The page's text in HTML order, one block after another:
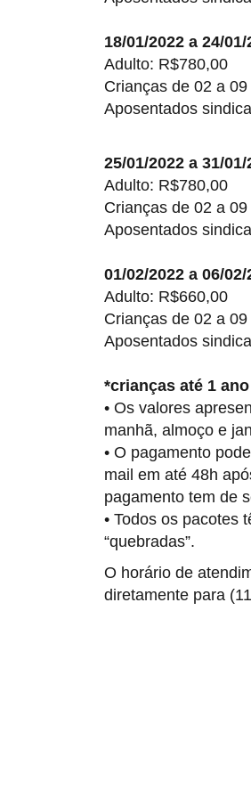
18/01/2022 a 24/01/
Adulto: R$780,00
Crianças de 02 a
Aposentados
25/01/2022 a 31/01/
Adulto: R$780,00
Crianças de 02 a
Aposentados
01/02/2022 a 06/02/
Adulto: R$660,00
Crianças de 02 a
Aposentados
*crianças até 1
• Os valores
manhã, almoço e
• O pagamento
mail em até 48h
pagamento tem de
• Todos os pacotes
“quebradas”.
O horário de
diretamente para